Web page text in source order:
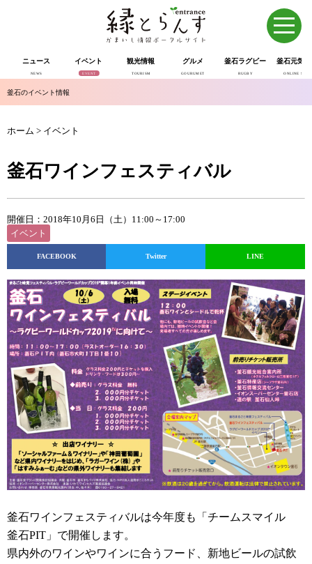
ニュース
NEWS
イベント
EVENT
観光情報
TOURISM
グルメ
GOURUMET
釜石ラグビー
RUGBY
釜石元気
ONLINE SHOP
釜石のイベント情報
ホーム > イベント
釜石ワインフェスティバル
開催日：2018年10月6日（土）11:00～17:00
イベント
FACEBOOK Twitter LINE
釜石ワインフェスティバルは今年度も「チームスマイル
釜石PIT」で開催します。
県内外のワインやワインに合うフード、新地ビールの試飲